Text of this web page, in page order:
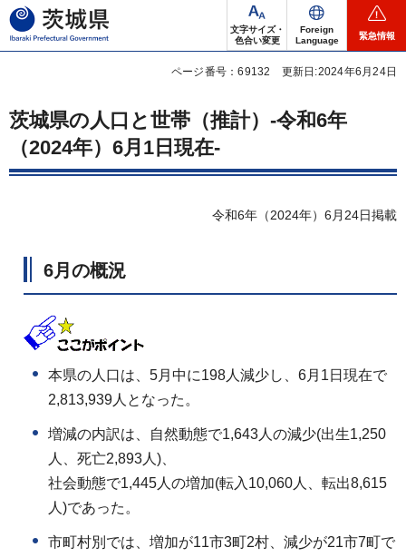
茨城県
文字サイズ・
色合い変更
Foreign
Language
緊急情報
ページ番号：69132 更新日:2024年6月24日
茨城県の人口と世帯（推計）-令和6年
（2024年）6月1日現在-
令和6年（2024年）6月24日掲載
6月の概況
本県の人口は、5月中に198人減少し、6月1日現在で
2,813,939人となった。
増減の内訳は、自然動態で1,643人の減少(出生1,250
人、死亡2,893人)、
社会動態で1,445人の増加(転入10,060人、転出8,615
人)であった。
市町村別では、増加が11市3町2村、減少が21市7町で